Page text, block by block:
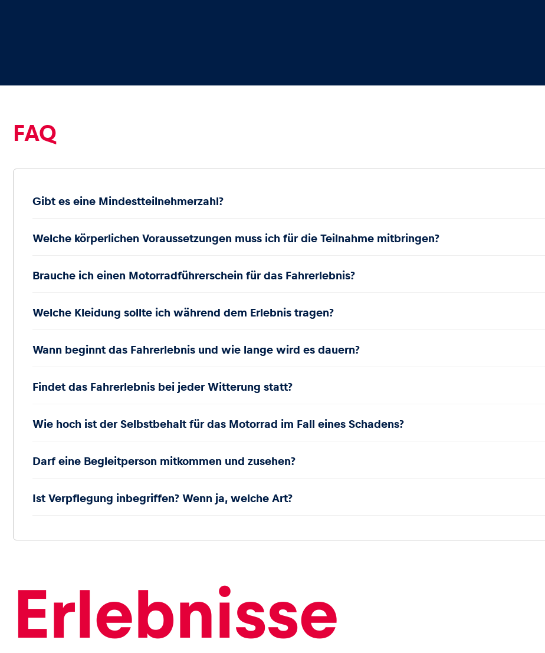
Glossar
Alle anzeigen
FAQ
Gibt es eine Mindestteilnehmerzahl?
Welche körperlichen Voraussetzungen muss ich für die Teilnahme mitbringen?
Brauche ich einen Motorradführerschein für das Fahrerlebnis?
Welche Kleidung sollte ich während dem Erlebnis tragen?
Wann beginnt das Fahrerlebnis und wie lange wird es dauern?
Findet das Fahrerlebnis bei jeder Witterung statt?
Wie hoch ist der Selbstbehalt für das Motorrad im Fall eines Schadens?
Darf eine Begleitperson mitkommen und zusehen?
Ist Verpflegung inbegriffen? Wenn ja, welche Art?
Erlebnisse